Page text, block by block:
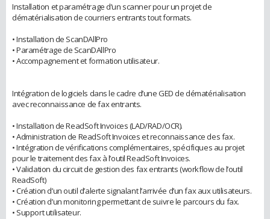
Installation et paramétrage d’un scanner pour un projet de
dématérialisation de courriers entrants tout formats.
• Installation de ScanDAllPro
• Paramétrage de ScanDAllPro
• Accompagnement et formation utilisateur.
Intégration de logiciels dans le cadre d’une GED de dématérialisation
avec reconnaissance de fax entrants.
• Installation de ReadSoft Invoices (LAD/RAD/OCR).
• Administration de ReadSoft Invoices et reconnaissance des fax.
• Intégration de vérifications complémentaires, spécifiques au projet
pour le traitement des fax à l’outil ReadSoft Invoices.
• Validation du circuit de gestion des fax entrants (workflow de l’outil
ReadSoft)
• Création d’un outil d’alerte signalant l’arrivée d’un fax aux utilisateurs.
• Création d’un monitoring permettant de suivre le parcours du fax.
• Support utilisateur.